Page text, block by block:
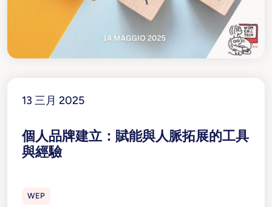
13 三月 2025
個人品牌建立：賦能與人脈拓展的工具
與經驗
WEP